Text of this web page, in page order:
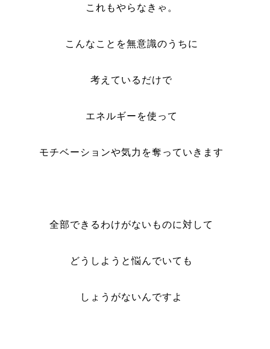
これもやらなきゃ。
こんなことを無意識のうちに
考えているだけで
エネルギーを使って
モチベーションや気力を奪っていきます
全部できるわけがないものに対して
どうしようと悩んでいても
しょうがないんですよ